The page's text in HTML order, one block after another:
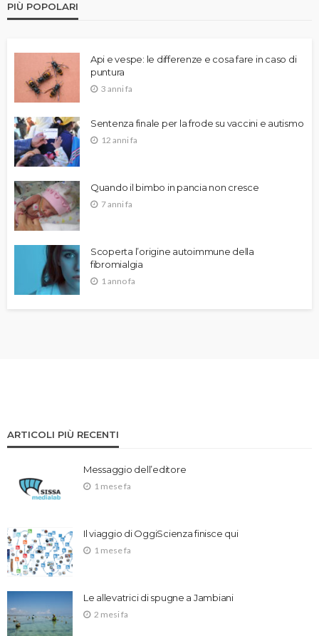
PIÙ POPOLARI
Api e vespe: le differenze e cosa fare in caso di
puntura
3 anni fa
Sentenza finale per la frode su vaccini e autismo
12 anni fa
Quando il bimbo in pancia non cresce
7 anni fa
Scoperta l’origine autoimmune della
fibromialgia
1 anno fa
ARTICOLI PIÙ RECENTI
Messaggio dell’editore
1 mese fa
Il viaggio di OggiScienza finisce qui
1 mese fa
Le allevatrici di spugne a Jambiani
2 mesi fa